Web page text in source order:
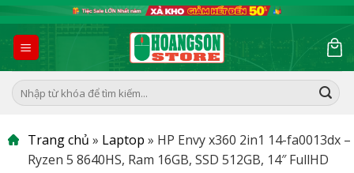
to
content
Tìm
kiếm:
Trang chủ » Laptop » HP Envy x360 2in1 14-fa0013dx –
Ryzen 5 8640HS, Ram 16GB, SSD 512GB, 14″ FullHD